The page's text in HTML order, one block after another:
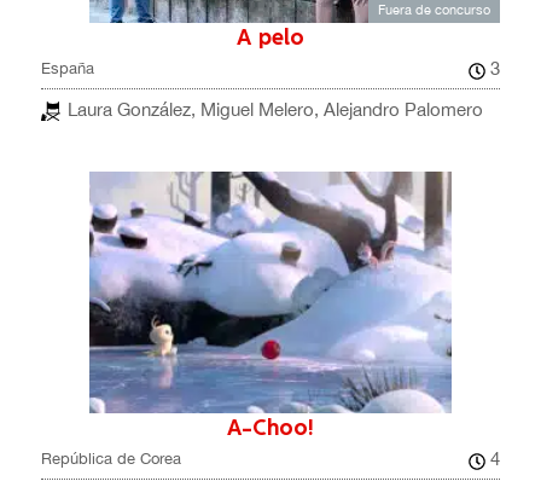
Fuera de concurso
A pelo
España
3
Laura González, Miguel Melero, Alejandro Palomero
A-Choo!
República de Corea
4